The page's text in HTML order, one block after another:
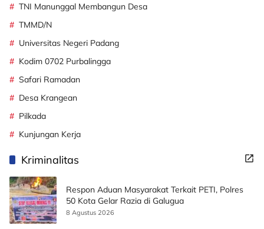
TNI Manunggal Membangun Desa
TMMD/N
Universitas Negeri Padang
Kodim 0702 Purbalingga
Safari Ramadan
Desa Krangean
Pilkada
Kunjungan Kerja
Kriminalitas
Respon Aduan Masyarakat Terkait PETI, Polres
50 Kota Gelar Razia di Galugua
8 Agustus 2026